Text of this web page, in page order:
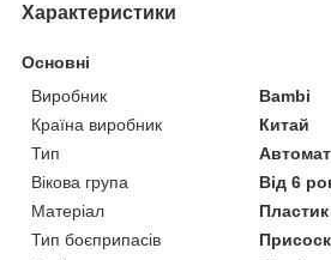
Характеристики
Основні
Виробник
Bambi
Країна виробник
Китай
Тип
Автомат
Вікова група
Від 6
Матеріал
Пластик
Тип боєприпасів